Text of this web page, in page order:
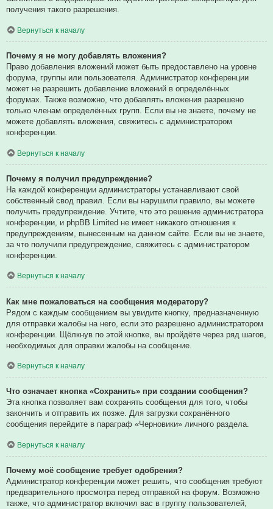
получения такого разрешения.
Вернуться к началу
Почему я не могу добавлять вложения?
Право добавления вложений может быть предоставлено на уровне
форума, группы или пользователя. Администратор конференции
может не разрешить добавление вложений в определённых
форумах. Также возможно, что добавлять вложения разрешено
только членам определённых групп. Если вы не знаете, почему не
можете добавлять вложения, свяжитесь с администратором
конференции.
Вернуться к началу
Почему я получил предупреждение?
На каждой конференции администраторы устанавливают свой
собственный свод правил. Если вы нарушили правило, вы можете
получить предупреждение. Учтите, что это решение администратора
конференции, и phpBB Limited не имеет никакого отношения к
предупреждениям, вынесенным на данном сайте. Если вы не знаете,
за что получили предупреждение, свяжитесь с администратором
конференции.
Вернуться к началу
Как мне пожаловаться на сообщения модератору?
Рядом с каждым сообщением вы увидите кнопку, предназначенную
для отправки жалобы на него, если это разрешено администратором
конференции. Щёлкнув по этой кнопке, вы пройдёте через ряд шагов,
необходимых для оправки жалобы на сообщение.
Вернуться к началу
Что означает кнопка «Сохранить» при создании сообщения?
Эта кнопка позволяет вам сохранять сообщения для того, чтобы
закончить и отправить их позже. Для загрузки сохранённого
сообщения перейдите в параграф «Черновики» личного раздела.
Вернуться к началу
Почему моё сообщение требует одобрения?
Администратор конференции может решить, что сообщения требуют
предварительного просмотра перед отправкой на форум. Возможно
также, что администратор включил вас в группу пользователей,